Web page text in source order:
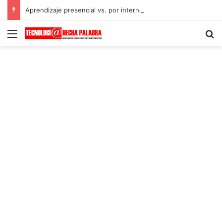
Aprendizaje presencial vs. por internet
Menú